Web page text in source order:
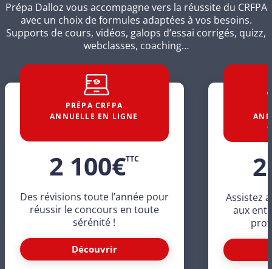
Prépa Dalloz vous accompagne vers la réussite du CRFPA
avec un choix de formules adaptées à vos besoins.
Supports de cours, vidéos, galops d’essai corrigés, quizz,
webclasses, coaching…
PRÉPA CRFPA
ANNUELLE EN LIGNE
2 100€TTC
Des révisions toute l’année pour
réussir le concours en toute
sérénité !
Découvrir
Assistez
aux